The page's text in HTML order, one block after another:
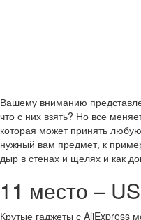
Вашему вниманию
что с них взять? Но все
которая может принять
нужный вам предмет, к
дыр в стенах и щелях и как
11 место –
Крутые гаджеты с AliExpress